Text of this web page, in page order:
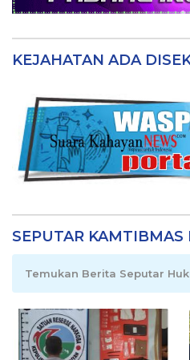
KEJAHATAN ADA
SEPUTAR KAMTIBMAS
Temukan Berita Seputar